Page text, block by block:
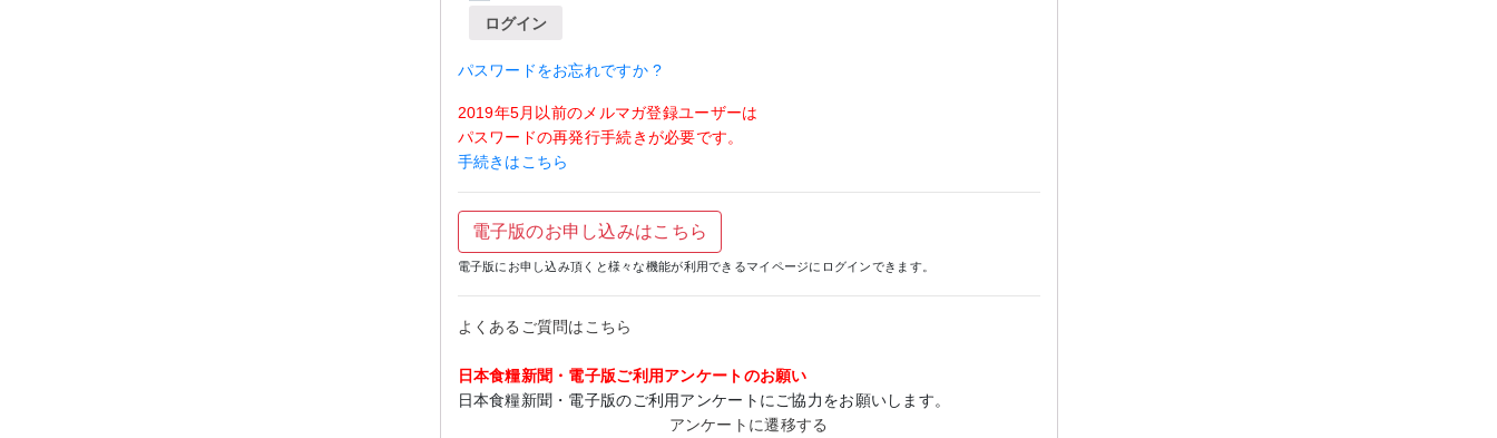
ログイン
パスワードをお忘れですか ?
2019年5月以前のメルマガ登録ユーザーは
パスワードの再発行手続きが必要です。
手続きはこちら
電子版のお申し込みはこちら
電子版にお申し込み頂くと様々な機能が利用できるマイページにログインできます。
よくあるご質問はこちら
日本食糧新聞・電子版ご利用アンケートのお願い
日本食糧新聞・電子版のご利用アンケートにご協力をお願いします。
アンケートに遷移する